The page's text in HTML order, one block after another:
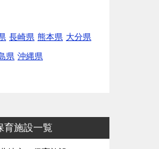
長崎県 熊本県 大分県
県 沖縄県
育施設一覧